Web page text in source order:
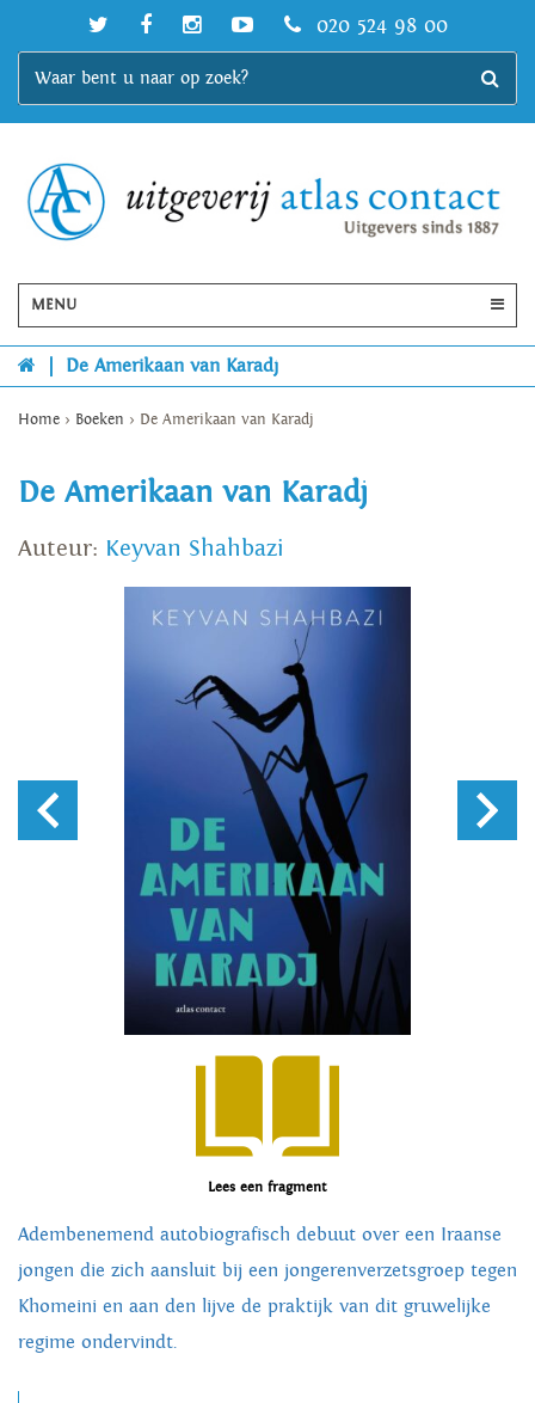
020 524 98 00
MENU
De Amerikaan van Karadj
Home > Boeken > De Amerikaan van Karadj
De Amerikaan van Karadj
Auteur: Keyvan Shahbazi
Lees een fragment
Adembenemend autobiografisch debuut over een Iraanse
jongen die zich aansluit bij een jongerenverzetsgroep tegen
Khomeini en aan den lijve de praktijk van dit gruwelijke
regime ondervindt.